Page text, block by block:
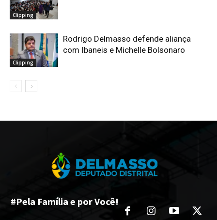
Clipping
Clipping
Rodrigo Delmasso defende aliança
com Ibaneis e Michelle Bolsonaro
#Pela Família e por Você!